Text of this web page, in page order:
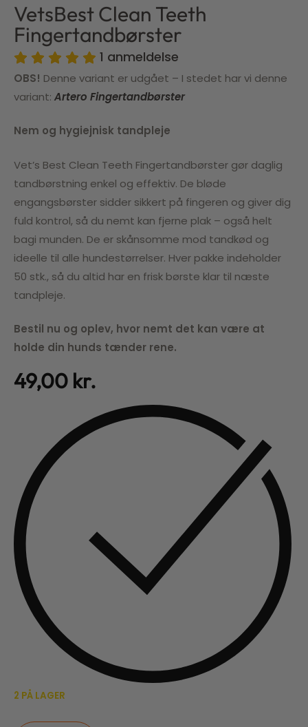
VetsBest Clean Teeth
Fingertandbørster
1 anmeldelse
OBS! Denne variant er udgået – I stedet har vi denne
variant: Artero Fingertandbørster
Nem og hygiejnisk tandpleje
Vet’s Best Clean Teeth Fingertandbørster gør daglig
tandbørstning enkel og effektiv. De bløde
engangsbørster sidder sikkert på fingeren og giver dig
fuld kontrol, så du nemt kan fjerne plak – også helt
bagi munden. De er skånsomme mod tandkød og
ideelle til alle hundestørrelser. Hver pakke indeholder
50 stk., så du altid har en frisk børste klar til næste
tandpleje.
Bestil nu og oplev, hvor nemt det kan være at
holde din hunds tænder rene.
49,00 kr.
2 PÅ LAGER